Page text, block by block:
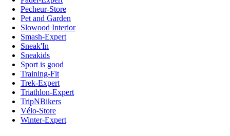
Pecheur-Store
Pet and Garden
Slowood Interior
Smash-Expert
Sneak'In
Sneakids
Sport is good
Training-Fit
Trek-Expert
Triathlon-Expert
TripNBikers
Vélo-Store
Winter-Expert